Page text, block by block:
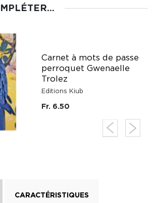
Carnet à mots de passe
perroquet Gwenaelle
Trolez
Editions Kiub
Fr. 6.50
CARACTÉRISTIQUES